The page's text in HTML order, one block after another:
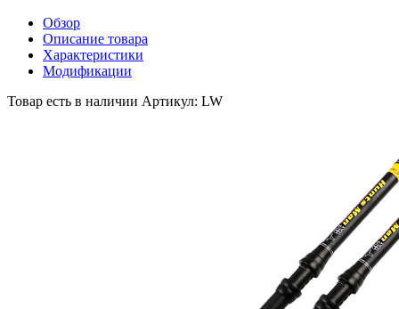
Обзор
Описание товара
Характеристики
Модификации
Товар есть в наличии Артикул: LW